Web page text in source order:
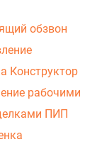
обзвон
Конструктор
рабочими
ПИП